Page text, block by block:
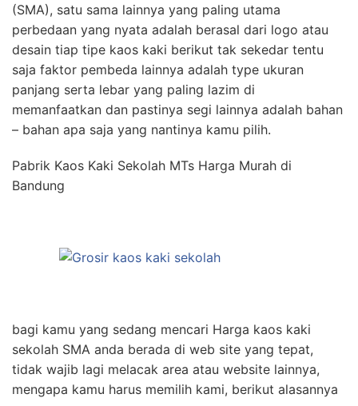
(SMA), satu sama lainnya yang paling utama
perbedaan yang nyata adalah berasal dari logo atau
desain tiap tipe kaos kaki berikut tak sekedar tentu
saja faktor pembeda lainnya adalah type ukuran
panjang serta lebar yang paling lazim di
memanfaatkan dan pastinya segi lainnya adalah bahan
– bahan apa saja yang nantinya kamu pilih.
Pabrik Kaos Kaki Sekolah MTs Harga Murah di
Bandung
bagi kamu yang sedang mencari Harga kaos kaki
sekolah SMA anda berada di web site yang tepat,
tidak wajib lagi melacak area atau website lainnya,
mengapa kamu harus memilih kami, berikut alasannya